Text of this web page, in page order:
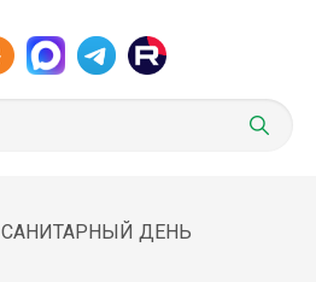
САНИТАРНЫЙ ДЕНЬ